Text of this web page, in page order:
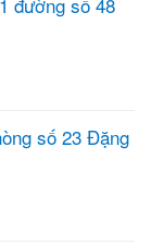
số 23 Đặng